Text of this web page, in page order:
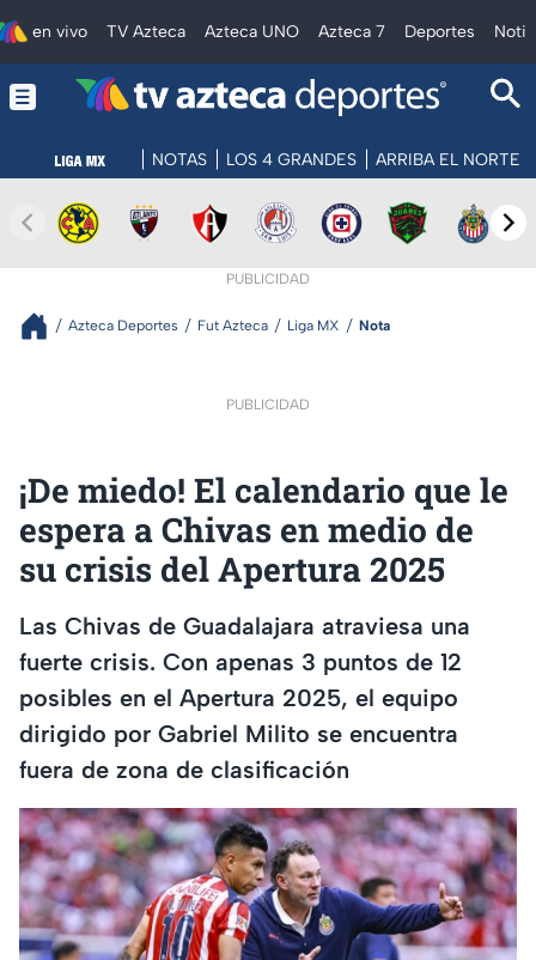
en vivo TV Azteca Azteca UNO Azteca 7 Deportes
NOTAS LOS 4 GRANDES ARRIBA EL NORTE
PUBLICIDAD
Azteca Deportes Fut Azteca Liga MX Nota
PUBLICIDAD
¡De miedo! El calendario que le
espera a Chivas en medio de
su crisis del Apertura 2025
Las Chivas de Guadalajara atraviesa una
fuerte crisis. Con apenas 3 puntos de 12
posibles en el Apertura 2025, el equipo
dirigido por Gabriel Milito se encuentra
fuera de zona de clasificación